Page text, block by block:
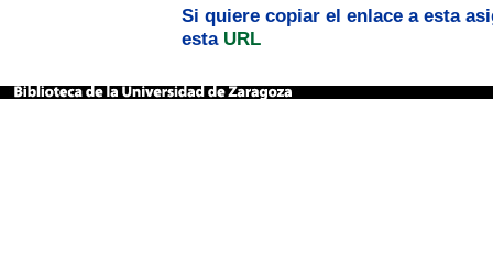
Si quiere copiar el enlace a esta
esta URL